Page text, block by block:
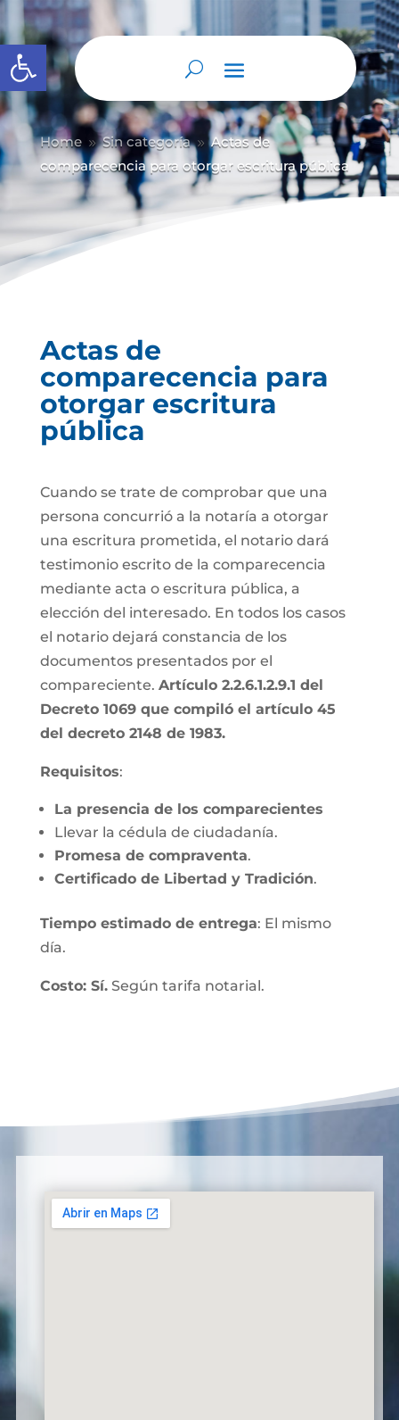
Abrir barra de herramientas
Home 9 Sin categoría 9 Actas de
comparecencia para otorgar escritura pública
Actas de
comparecencia para
otorgar escritura
pública
Cuando se trate de comprobar que una
persona concurrió a la notaría a otorgar
una escritura prometida, el notario dará
testimonio escrito de la comparecencia
mediante acta o escritura pública, a
elección del interesado. En todos los casos
el notario dejará constancia de los
documentos presentados por el
compareciente. Artículo 2.2.6.1.2.9.1 del
Decreto 1069 que compiló el artículo 45
del decreto 2148 de 1983.
Requisitos:
La presencia de los comparecientes
Llevar la cédula de ciudadanía.
Promesa de compraventa.
Certificado de Libertad y Tradición.
Tiempo estimado de entrega: El mismo
día.
Costo: Sí.Según tarifa notarial.